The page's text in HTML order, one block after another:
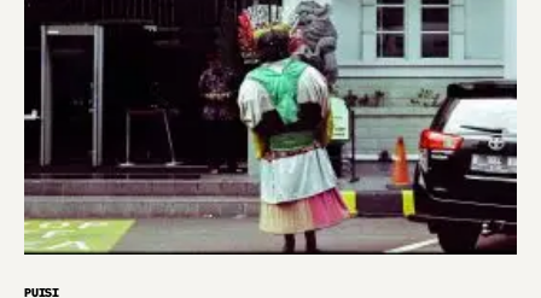
PUISI